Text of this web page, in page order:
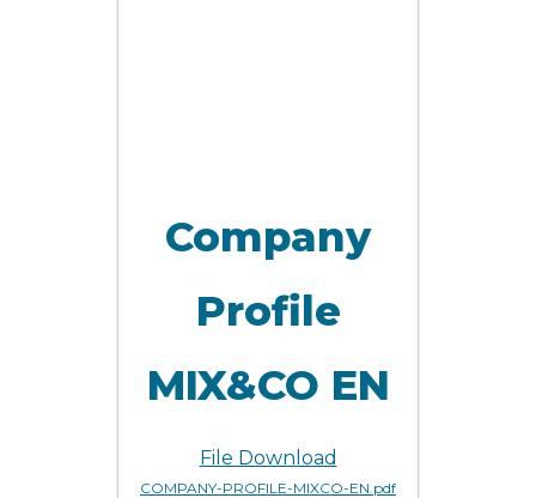
Company
Profile
MIX&CO EN
File Download
COMPANY-PROFILE-MIXCO-EN.pdf